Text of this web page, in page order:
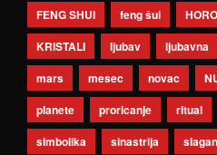
FENG SHUI
feng šui
KRISTALI
ljubav ljubavna
mars
mesec novac
planete
proricanje ritual
simbolika
sinastrija